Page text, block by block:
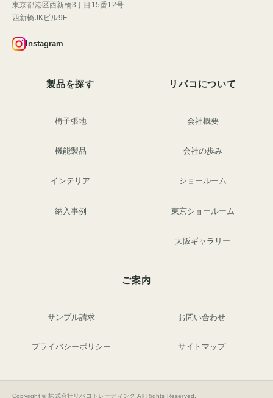
東京都港区西新橋3丁目15番12号
西新橋JKビル9F
Instagram
製品を探す
椅子張地
機能製品
インテリア
納入事例
リバコについて
会社概要
会社の歩み
ショールーム
東京ショールーム
大阪ギャラリー
ご案内
サンプル請求 お問い合わせ
プライバシーポリシー サイトマップ
Copyright © 株式会社リバコトレーディング All Rights Reserved.